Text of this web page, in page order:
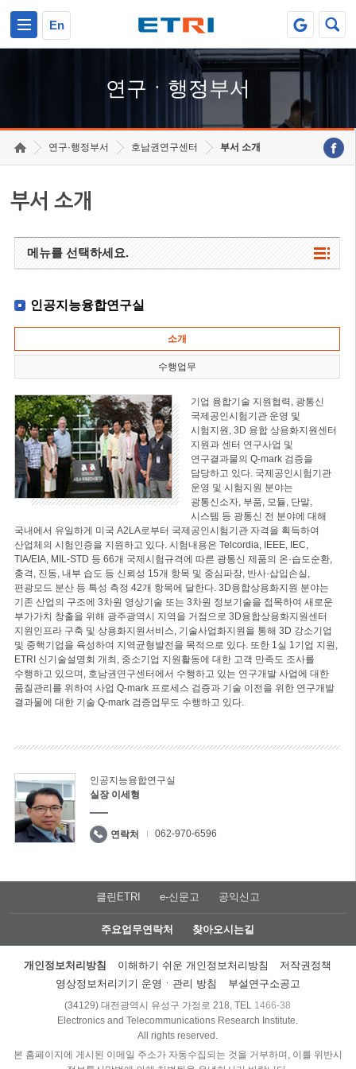
En
연구ㆍ행정부서
연구·행정부서 호남권연구센터 부서 소개
부서 소개
메뉴를 선택하세요.
인공지능융합연구실
소개
수행업무
기업 융합기술 지원협력, 광통신
국제공인시험기관 운영 및
시험지원, 3D 융합 상용화지원센터
지원과 센터 연구사업 및
연구결과물의 Q-mark 검증을
담당하고 있다. 국제공인시험기관
운영 및 시험지원 분야는
광통신소자, 부품, 모듈, 단말,
시스템 등 광통신 전 분야에 대해
국내에서 유일하게 미국 A2LA로부터 국제공인시험기관 자격을 획득하여
산업체의 시험인증을 지원하고 있다. 시험내용은 Telcordia, IEEE, IEC,
TIA/EIA, MIL-STD 등 66개 국제시험규격에 따른 광통신 제품의 온·습도순환,
충격, 진동, 내부 습도 등 신뢰성 15개 항목 및 중심파장, 반사·삽입손실,
편광모드 분산 등 특성 측정 42개 항목에 달한다. 3D융합상용화지원 분야는
기존 산업의 구조에 3차원 영상기술 또는 3차원 정보기술을 접목하여 새로운
부가가치 창출을 위해 광주광역시 지역을 거점으로 3D융합상용화지원센터
지원인프라 구축 및 상용화지원서비스, 기술사업화지원을 통해 3D 강소기업
및 중핵기업을 육성하여 지역균형발전을 목적으로 있다. 또한 1실 1기업 지원,
ETRI 신기술설명회 개최, 중소기업 지원활동에 대한 고객 만족도 조사를
수행하고 있으며, 호남권연구센터에서 수행하고 있는 연구개발 사업에 대한
품질관리를 위하여 사업 Q-mark 프로세스 검증과 기술 이전을 위한 연구개발
결과물에 대한 기술 Q-mark 검증업무도 수행하고 있다.
인공지능융합연구실
실장 이세형
연락처 062-970-6596
클린ETRI e-신문고 공익신고
주요업무연락처 찾아오시는길
개인정보처리방침 이해하기 쉬운 개인정보처리방침
저작권정책
영상정보처리기기 운영ㆍ관리 방침
부설연구소공고
(34129) 대전광역시 유성구 가정로 218, TEL 1466-38
Electronics and Telecommunications Research Institute.
All rights reserved.
본 홈페이지에 게시된 이메일 주소가 자동수집되는 것을 거부하며, 이를 위반시